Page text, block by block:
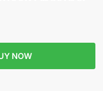
NOW